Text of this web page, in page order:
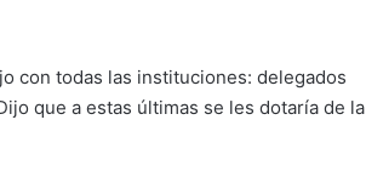
con todas las instituciones: delegados
que a estas últimas se les dotaría de la